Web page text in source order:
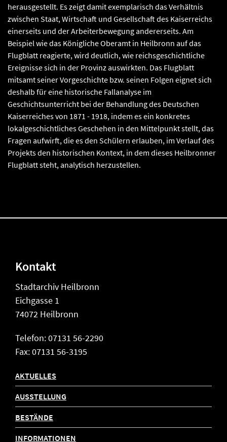
herausgestellt. Es zeigt damit exemplarisch das Verhältnis
zwischen Staat, Wirtschaft und Gesellschaft des Kaiserreichs
einerseits und der Arbeiterbewegung andererseits. Am
Beispiel wie das Königliche Oberamt in Heilbronn auf das
Flugblatt reagierte, wird deutlich, wie reichsgeschichtliche
Ereignisse sich in der Provinz auswirkten. Das Flugblatt
mitsamt seiner Vorgeschichte bzw. seinen Folgen eignet sich
deshalb für eine historische Fallanalyse im
Geschichtsunterricht bei der Behandlung des Deutschen
Kaiserreiches von 1871 - 1918, indem es ein konkretes
lokalgeschichtliches Geschehen in den Mittelpunkt stellt, das
Fragen aufwirft, die es den Schülern erlauben, im Verlauf des
Projekts den historischen Kontext, in dem dieses Heilbronner
Flugblatt steht, analytisch herzustellen.
Kontakt
Stadtarchiv Heilbronn
Eichgasse 1
74072 Heilbronn
Telefon: 07131 56-2290
Fax: 07131 56-3195
AKTUELLES
AUSSTELLUNG
BESTÄNDE
INFORMATIONEN